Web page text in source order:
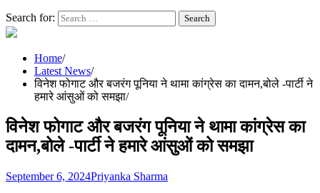
Search for:
Home
Latest News
विनेश फोगाट और बजरंग पूनिया ने थामा कांग्रेस का दामन,बोले -पार्टी ने
हमारे आंसुओं को समझा
विनेश फोगाट और बजरंग पूनिया ने थामा कांग्रेस का
दामन,बोले -पार्टी ने हमारे आंसुओं को समझा
September 6, 2024Priyanka Sharma